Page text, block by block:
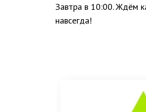
Завтра в 10:00. Ждём
навсегда!